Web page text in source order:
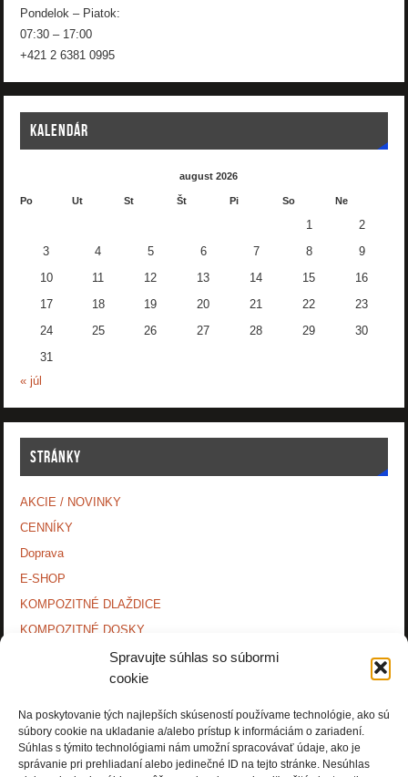
Spravujte súhlas so súbormi
cookie
Na poskytovanie tých najlepších skúseností používame technológie, ako sú
súbory cookie na ukladanie a/alebo prístup k informáciám o zariadení.
Súhlas s týmito technológiami nám umožní spracovávať údaje, ako je
správanie pri prehliadaní alebo jedinečné ID na tejto stránke. Nesúhlas
Pondelok – Piatok:
07:30 – 17:00
+421 2 6381 0995
KALENDÁR
august 2026
Po Ut St Št Pi So Ne
1 2
3 4 5 6 7 8 9
10 11 12 13 14 15 16
17 18 19 20 21 22 23
24 25 26 27 28 29 30
31
« júl
STRÁNKY
AKCIE / NOVINKY
CENNÍKY
Doprava
E-SHOP
KOMPOZITNÉ DLAŽDICE
KOMPOZITNÉ DOSKY.
MONTÁŽNE NÁVODY
OCHRANA OSOBNÝCH ÚDAJOV
PRÍSLUŠENSTVO.